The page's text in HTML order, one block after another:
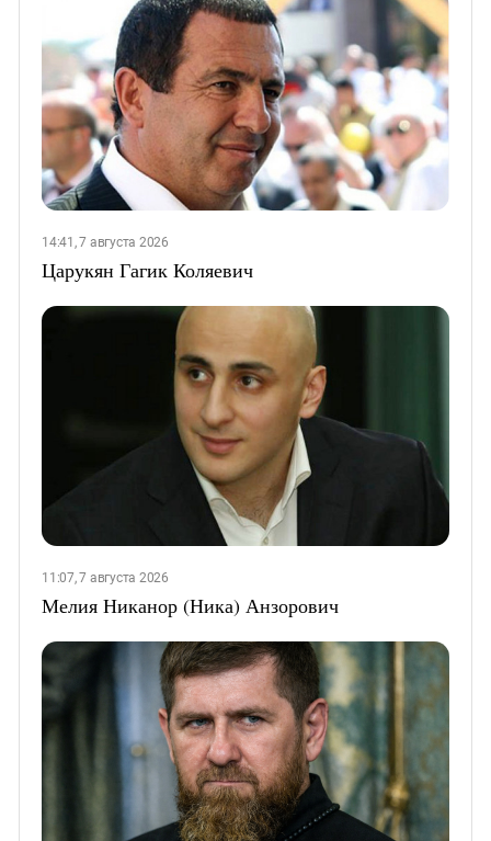
14:41, 7 августа 2026
Царукян Гагик Коляевич
11:07, 7 августа 2026
Мелия Никанор (Ника) Анзорович